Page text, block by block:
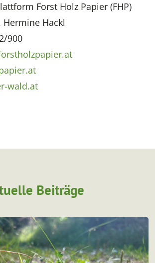
Forst Holz Papier (FHP)
Hermine Hackl
900
wald.at
Beiträge